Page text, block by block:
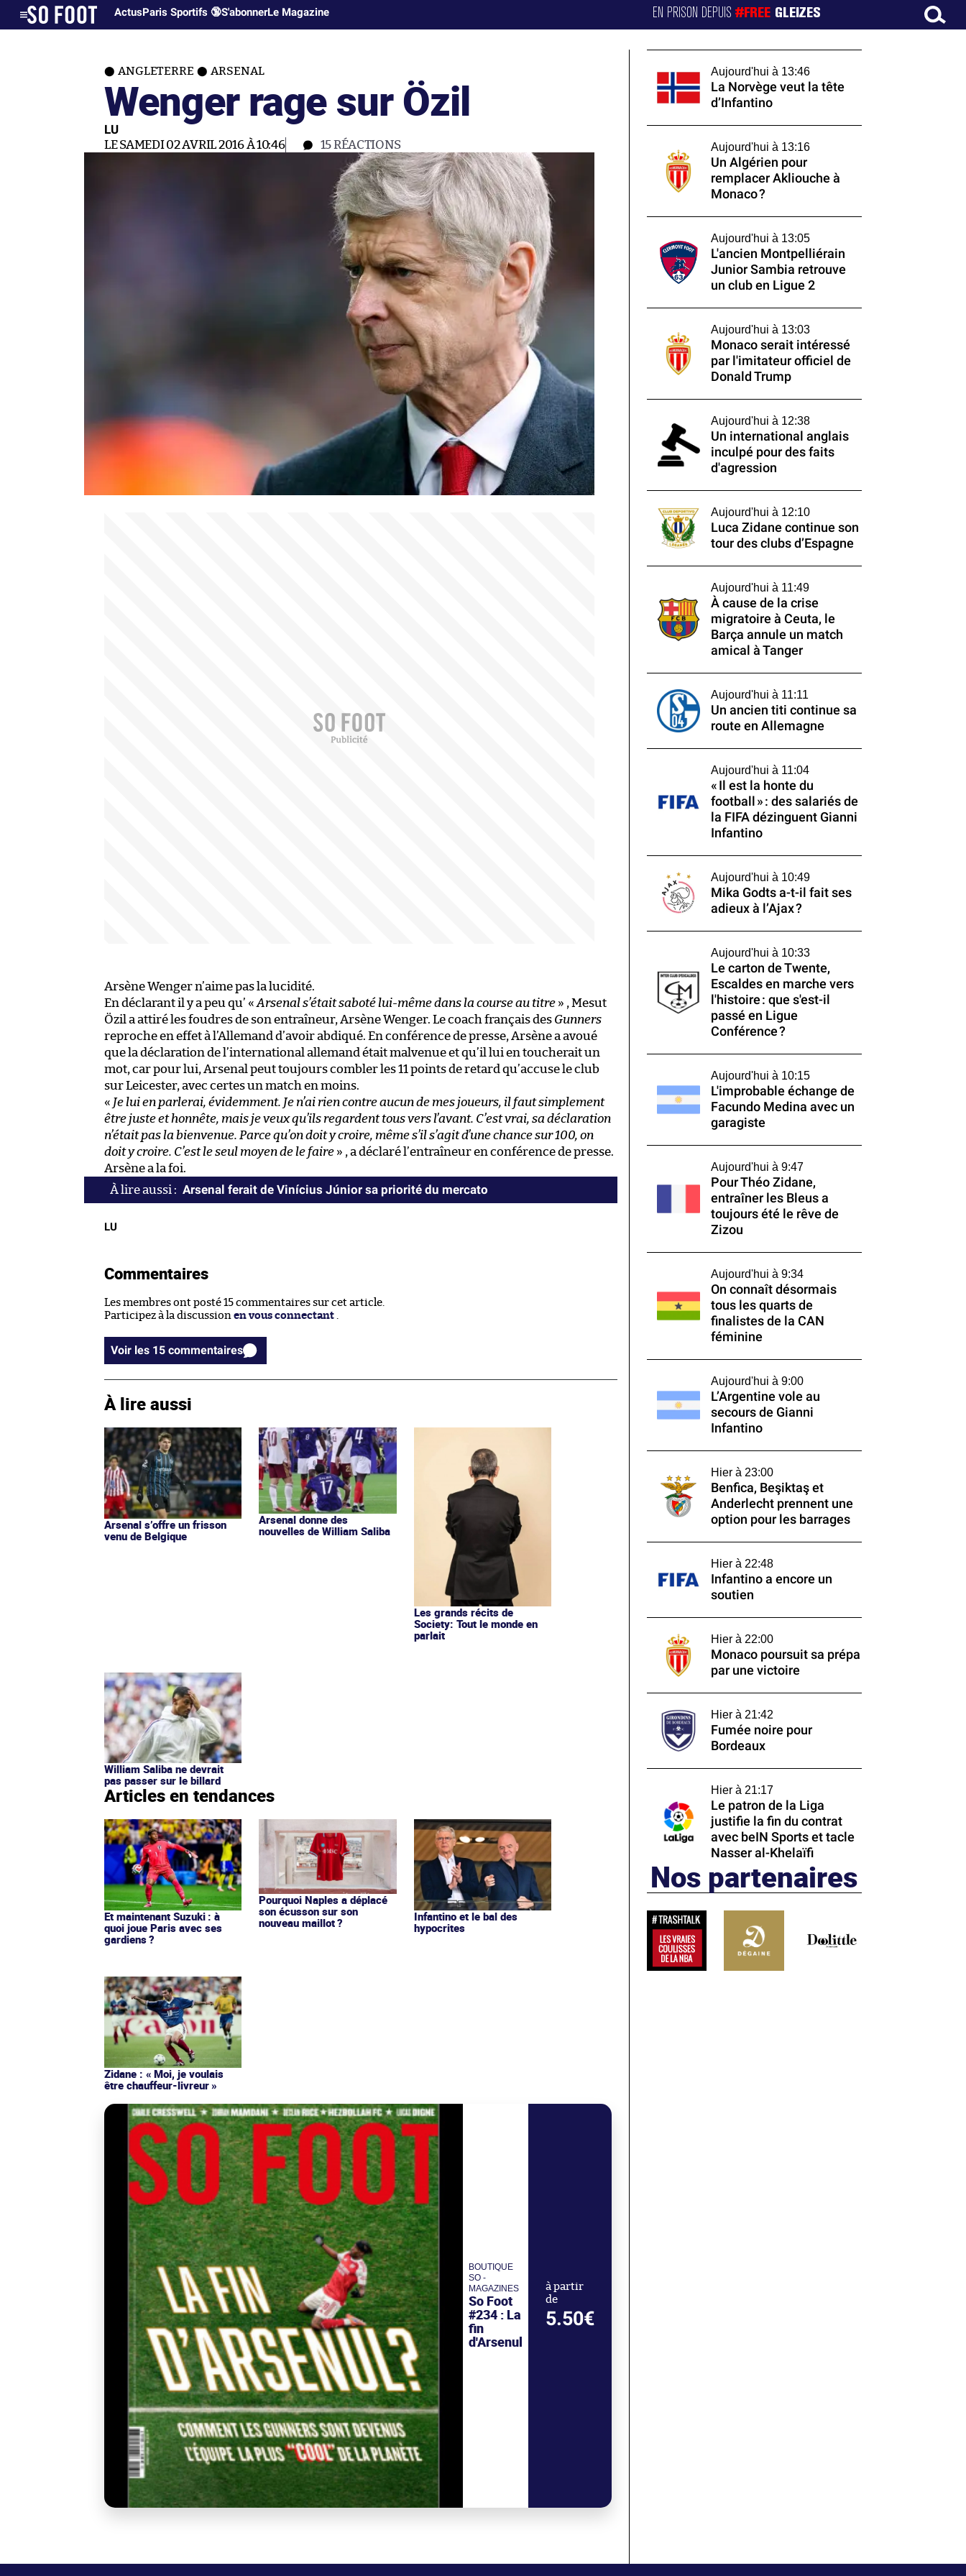
ActusParis Sportifs 🔞S'abonnerLe Magazine EN PRISON DEPUIS#FREE GLEIZES
ANGLETERRE ARSENAL
Wenger rage sur Özil
LU
LE SAMEDI 02 AVRIL 2016 À 10:46 15RÉACTIONS
Arsène Wenger n’aime pas la lucidité.
En déclarant il y a peu qu’ « Arsenal s’était saboté lui-même dans la course au titre » , Mesut
Özil a attiré les foudres de son entraîneur, Arsène Wenger. Le coach français des Gunners
reproche en effet à l’Allemand d’avoir abdiqué. En conférence de presse, Arsène a avoué
que la déclaration de l’international allemand était malvenue et qu’il lui en toucherait un
mot, car pour lui, Arsenal peut toujours combler les 11 points de retard qu’accuse le club
sur Leicester, avec certes un match en moins.
« Je lui en parlerai, évidemment. Je n’ai rien contre aucun de mes joueurs, il faut simplement
être juste et honnête, mais je veux qu’ils regardent tous vers l’avant. C’est vrai, sa déclaration
n’était pas la bienvenue. Parce qu’on doit y croire, même s’il s’agit d’une chance sur 100, on
doit y croire. C’est le seul moyen de le faire » , a déclaré l’entraîneur en conférence de presse.
Arsène a la foi.
Arsenal ferait de Vinícius Júnior sa priorité du mercato
LU
Commentaires
Les membres ont posté 15 commentaires sur cet article.
Participez à la discussion en vous connectant
Voir les 15 commentaires
À lire aussi
Arsenal s’offre un frisson
venu de Belgique
Arsenal donne des
nouvelles de William Saliba
Les grands récits de
Society: Tout le monde en
parlait
William Saliba ne devrait
pas passer sur le billard
Articles en tendances
Et maintenant Suzuki : à
quoi joue Paris avec ses
gardiens ?
Pourquoi Naples a déplacé
son écusson sur son
nouveau maillot ?
Infantino et le bal des
hypocrites
Zidane : « Moi, je voulais
être chauffeur-livreur »
BOUTIQUE
SO -
MAGAZINES
So Foot
#234 : La
fin
d'Arsenul
à partir
de
5.50€
Aujourd'hui à 13:46
La Norvège veut la tête
d’Infantino
Aujourd'hui à 13:16
Un Algérien pour
remplacer Akliouche à
Monaco ?
Aujourd'hui à 13:05
L'ancien Montpelliérain
Junior Sambia retrouve
un club en Ligue 2
Aujourd'hui à 13:03
Monaco serait intéressé
par l'imitateur officiel de
Donald Trump
Aujourd'hui à 12:38
Un international anglais
inculpé pour des faits
d'agression
Aujourd'hui à 12:10
Luca Zidane continue son
tour des clubs d’Espagne
Aujourd'hui à 11:49
À cause de la crise
migratoire à Ceuta, le
Barça annule un match
amical à Tanger
Aujourd'hui à 11:11
Un ancien titi continue sa
route en Allemagne
Aujourd'hui à 11:04
« Il est la honte du
football » : des salariés de
la FIFA dézinguent Gianni
Infantino
Aujourd'hui à 10:49
Mika Godts a-t-il fait ses
adieux à l’Ajax ?
Aujourd'hui à 10:33
Le carton de Twente,
Escaldes en marche vers
l'histoire : que s'est-il
passé en Ligue
Conférence ?
Aujourd'hui à 10:15
L'improbable échange de
Facundo Medina avec un
garagiste
Aujourd'hui à 9:47
Pour Théo Zidane,
entraîner les Bleus a
toujours été le rêve de
Zizou
Aujourd'hui à 9:34
On connaît désormais
tous les quarts de
finalistes de la CAN
féminine
Aujourd'hui à 9:00
L’Argentine vole au
secours de Gianni
Infantino
Hier à 23:00
Benfica, Beşiktaş et
Anderlecht prennent une
option pour les barrages
Hier à 22:48
Infantino a encore un
soutien
Hier à 22:00
Monaco poursuit sa prépa
par une victoire
Hier à 21:42
Fumée noire pour
Bordeaux
Hier à 21:17
Le patron de la Liga
justifie la fin du contrat
avec beIN Sports et tacle
Nasser al-Khelaïfi
Nos partenaires